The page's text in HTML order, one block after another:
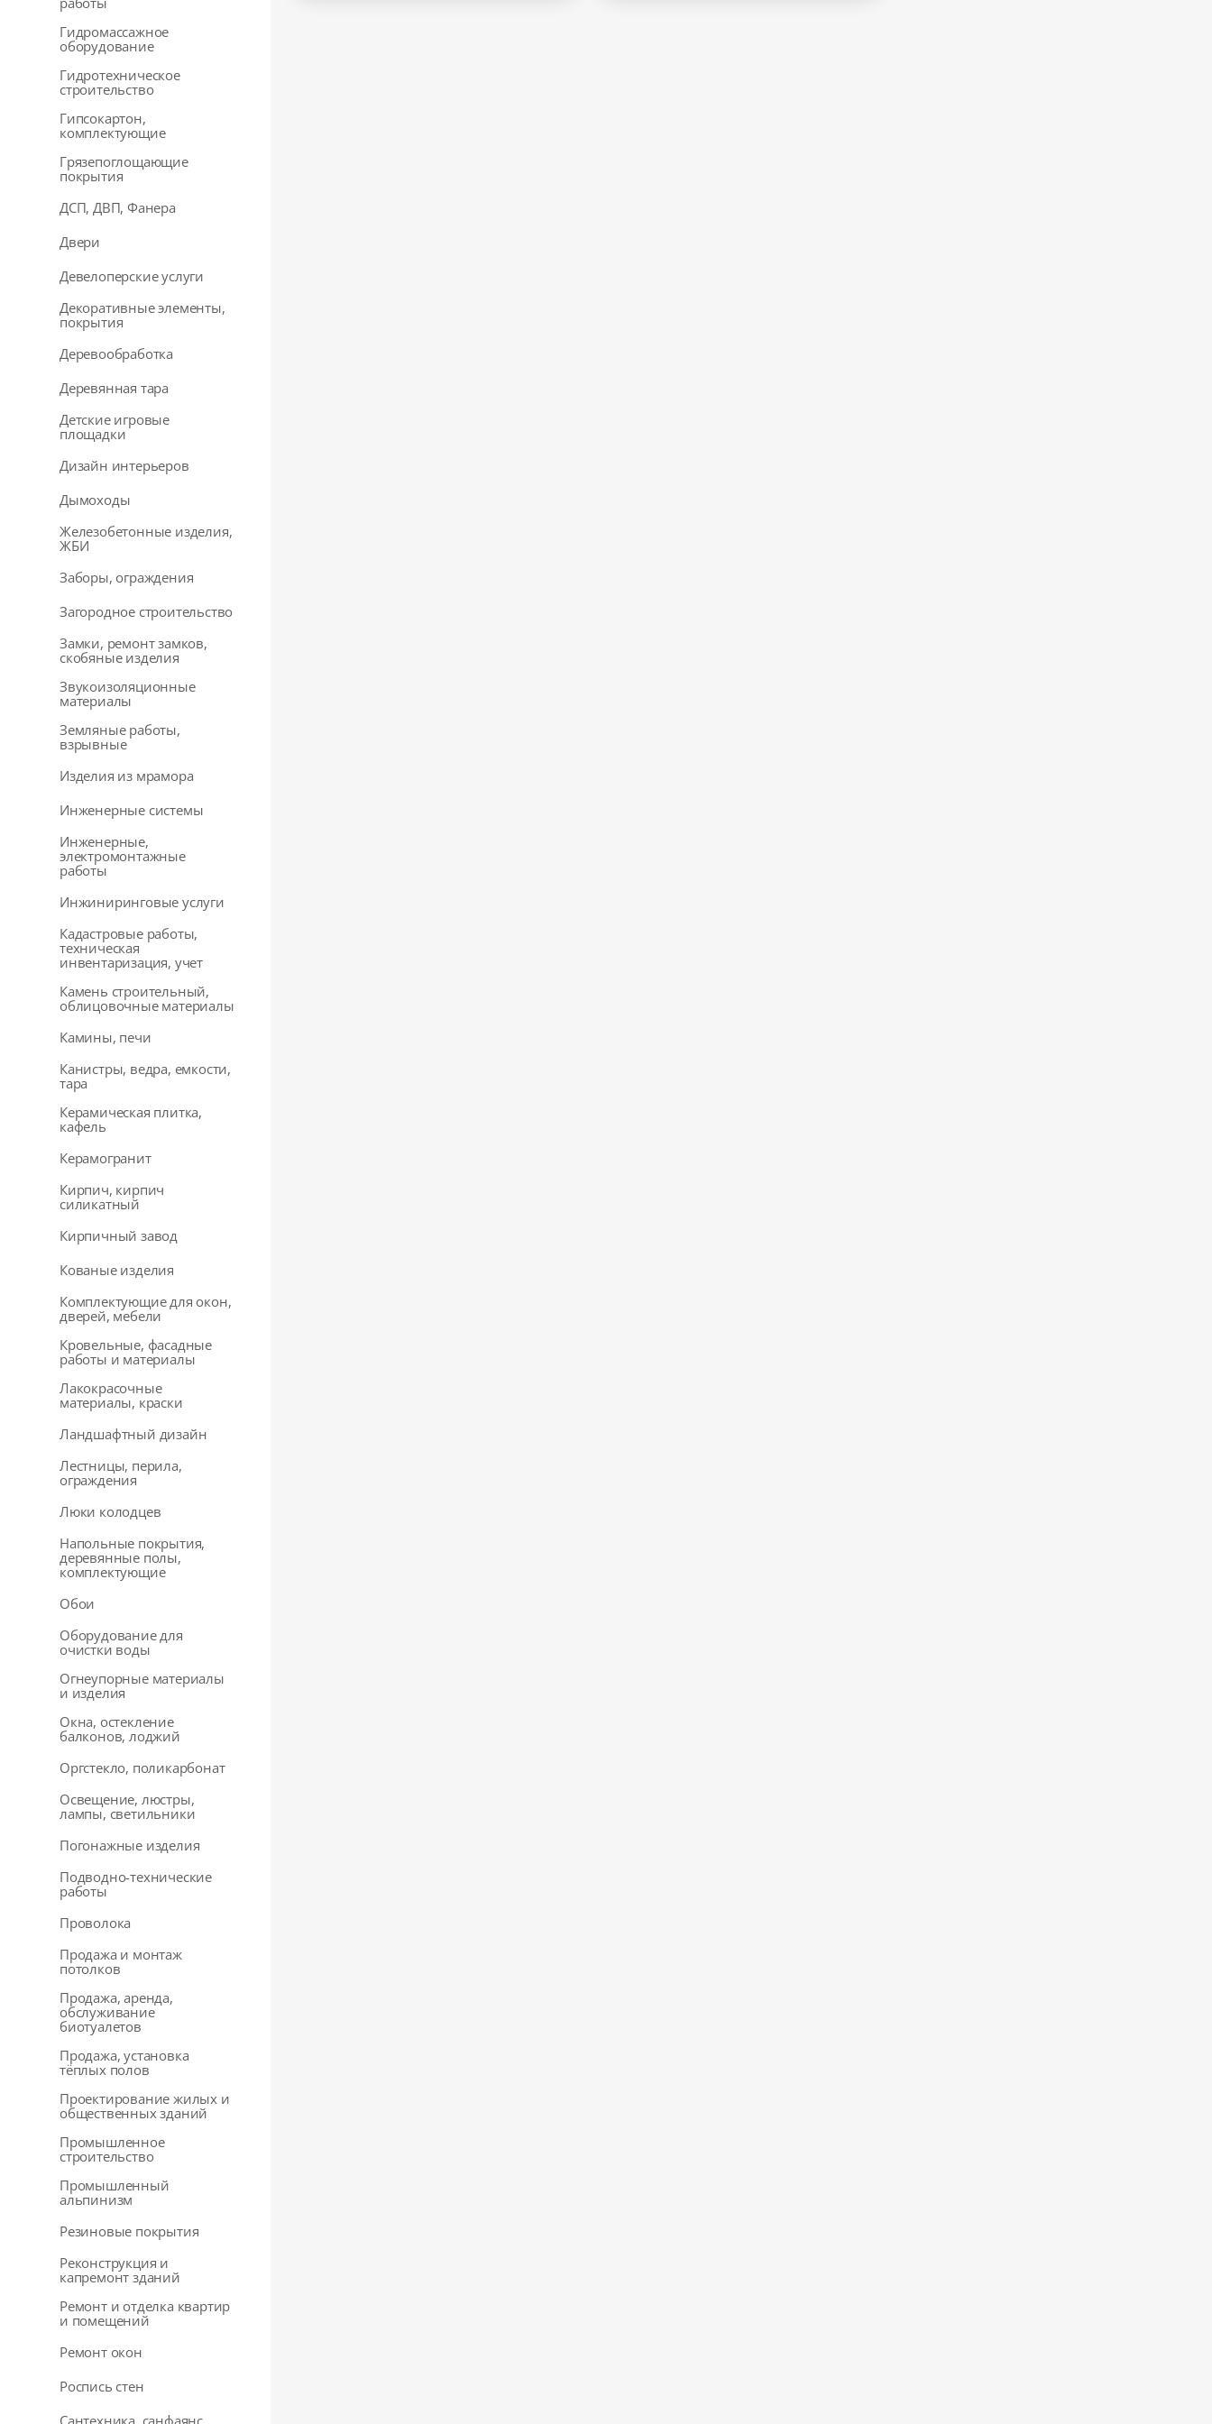
Гидромассажное
оборудование
Гидротехническое
строительство
Гипсокартон,
комплектующие
Грязепоглощающие
покрытия
ДСП, ДВП, Фанера
Двери
Девелоперские услуги
Декоративные элементы,
покрытия
Деревообработка
Деревянная тара
Детские игровые
площадки
Дизайн интерьеров
Дымоходы
Железобетонные изделия,
ЖБИ
Заборы, ограждения
Загородное строительство
Замки, ремонт замков,
скобяные изделия
Звукоизоляционные
материалы
Земляные работы,
взрывные
Изделия из мрамора
Инженерные системы
Инженерные,
электромонтажные
работы
Инжиниринговые услуги
Кадастровые работы,
техническая
инвентаризация, учет
Камень строительный,
облицовочные материалы
Камины, печи
Канистры, ведра, емкости,
тара
Керамическая плитка,
кафель
Керамогранит
Кирпич, кирпич
силикатный
Кирпичный завод
Кованые изделия
Комплектующие для окон,
дверей, мебели
Кровельные, фасадные
работы и материалы
Лакокрасочные
материалы, краски
Ландшафтный дизайн
Лестницы, перила,
ограждения
Люки колодцев
Напольные покрытия,
деревянные полы,
комплектующие
Обои
Оборудование для
очистки воды
Огнеупорные материалы
и изделия
Окна, остекление
балконов, лоджий
Оргстекло, поликарбонат
Освещение, люстры,
лампы, светильники
Погонажные изделия
Подводно-технические
работы
Проволока
Продажа и монтаж
потолков
Продажа, аренда,
обслуживание
биотуалетов
Продажа, установка
тёплых полов
Проектирование жилых и
общественных зданий
Промышленное
строительство
Промышленный
альпинизм
Резиновые покрытия
Реконструкция и
капремонт зданий
Ремонт и отделка квартир
и помещений
Ремонт окон
Роспись стен
Сантехника, санфаянс